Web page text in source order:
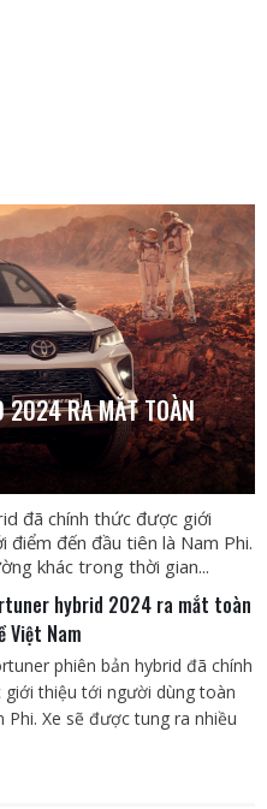
2024 RA MẮT TOÀN
đã chính thức được giới
đến đầu tiên là Nam Phi.
khác trong thời gian...
hybrid 2024 ra mắt toàn
Việt Nam
phiên bản hybrid đã chính
thiệu tới người dùng toàn
Xe sẽ được tung ra nhiều